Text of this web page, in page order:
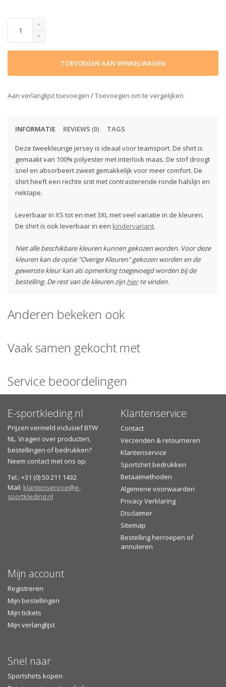
TOEVOEGEN AAN WINKELWAGEN
Aan verlanglijst toevoegen /Toevoegen om te vergelijken
INFORMATIE REVIEWS (0) TAGS
Deze tweekleurige jersey is ideaal voor teamsport. De shirt is
gemaakt van 100% polyester met interlock maas. De stof droogt
snel en absorbeert zweet gemakkelijk voor meer comfort. De
shirt heeft een rechte snit met contrasterende ronde halslijn en
nektape.
Leverbaar in XS tot en met 3XL met veel variatie in de kleuren.
De shirt is ook leverbaar in een kindervariant.
Niet alle beschikbare kleuren kunnen gekozen worden. Voor deze
kleuren kan de optie "Overige Kleuren" gekozen worden en de
gewenste kleur kan als opmerking toegevoegd worden bij de
bestelling. De rest van de kleuren zijn hierte vinden.
Stofgewicht:140 g/m2
Volwassenmaten XS t/m 3XL
Sneldrogende stof
Dubblenaald afwerking op de onderste mouwen en het
Verzenden of afhalen?
Gratisverzendingvanaf €30,- in Nederland of vanaf €75,-
naar België
Zelf het aflevermoment bepalen (na verzending) en het
Afhalen is mogelijk bij een GLS PakketShop (na verzending)
of in onze showroom
Anderen bekeken ook
Vaak samen gekocht met
Service beoordelingen
E-sportkleding.nl
Prijzen vermeld inclusief BTW
NL. Vragen over producten,
bestellingen of bedrukken?
Neem contact met ons op:
Tel.: +31 (0) 50 211 1432
Mail: klantenservice@e-
sportkleding.nl
Klantenservice
Contact
Verzenden & retourneren
Klantenservice
Sportshirt bedrukken
Betaalmethoden
Algemene voorwaarden
Privacy Verklaring
Disclaimer
Sitemap
Bestelling herroepen of
annuleren
Mijn account
Registreren
Mijn bestellingen
Mijn tickets
Mijn verlanglijst
Snel naar
Sportshirts kopen